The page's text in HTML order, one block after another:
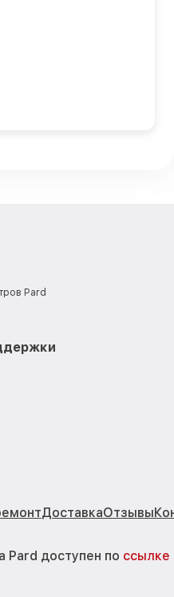
Pard
ДоставкаОтзывы
Pard доступен по ссылке